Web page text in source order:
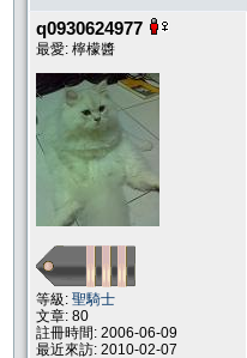
q0930624977
最愛: 檸檬醬
等級: 聖騎士
文章: 80
註冊時間: 2006-06-09
最近來訪: 2010-02-07